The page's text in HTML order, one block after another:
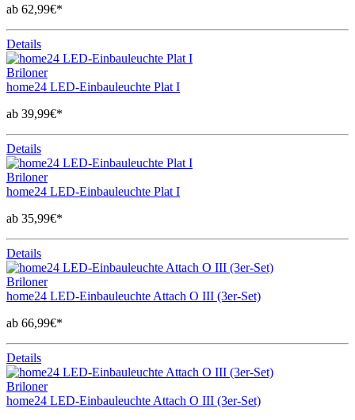
ab 62,99€*
Details
Briloner
home24 LED-Einbauleuchte Plat I
ab 39,99€*
Details
Briloner
home24 LED-Einbauleuchte Plat I
ab 35,99€*
Details
Briloner
home24 LED-Einbauleuchte Attach O III (3er-Set)
ab 66,99€*
Details
Briloner
home24 LED-Einbauleuchte Attach O III (3er-Set)